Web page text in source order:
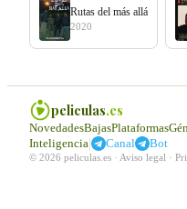
Rutas del más allá
2020
peliculas.es
NovedadesBajasPlataformas
Inteligencia| Canal Bot
© 2026 peliculas.es · Aviso legal ·